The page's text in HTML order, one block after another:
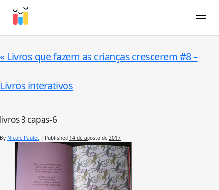
« Livros que fazem as crianças crescerem #8 –
Livros interativos
livros 8 capas-6
By Nicole Paulet | Published 14 de agosto de 2017